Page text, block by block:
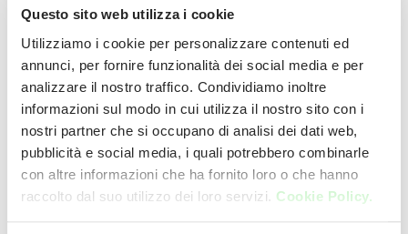
Questo sito web utilizza i cookie
Utilizziamo i cookie per personalizzare contenuti ed
annunci, per fornire funzionalità dei social media e per
analizzare il nostro traffico. Condividiamo inoltre
informazioni sul modo in cui utilizza il nostro sito con i
nostri partner che si occupano di analisi dei dati web,
pubblicità e social media, i quali potrebbero combinarle
con altre informazioni che ha fornito loro o che hanno
raccolto dal suo utilizzo dei loro servizi. Cookie Policy.
Co-Re – Nembrini Srl